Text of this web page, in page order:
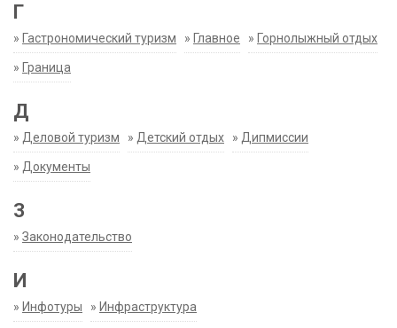
Г
» Гастрономический туризм » Главное » Горнолыжный отдых
» Граница
Д
» Деловой туризм » Детский отдых » Дипмиссии
» Документы
З
» Законодательство
И
» Инфотуры » Инфраструктура